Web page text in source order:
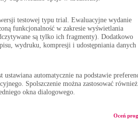
testowej typu trial. Ewaluacyjne wydanie
funkcjonalność w zakresie wyświetlania
są tylko ich fragmenty). Dodatkowo
wydruku, kompresji i udostępniania danych
ustawiana automatycznie na podstawie
Spolszczenie można zastosować również
okna dialogowego.
Oceń